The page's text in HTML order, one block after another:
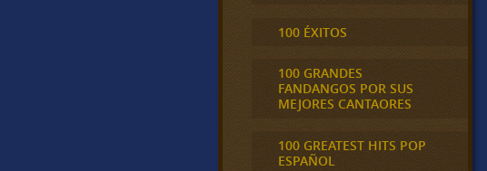
100 ÉXITOS
100 GRANDES
FANDANGOS POR SUS
MEJORES CANTAORES
100 GREATEST HITS POP
ESPAÑOL